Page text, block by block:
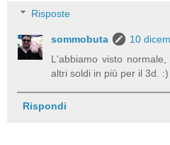
Risposte
sommobuta
10
L'abbiamo visto
altri soldi in più per il 3d. :)
Rispondi